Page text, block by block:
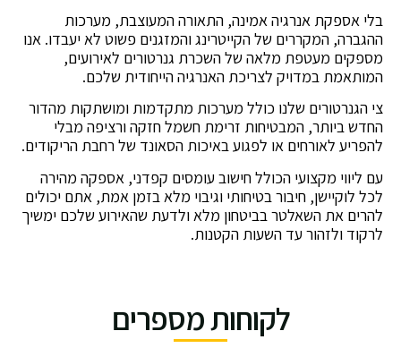
בלי אספקת אנרגיה אמינה, התאורה המעוצבת, מערכות
ההגברה, המקררים של הקייטרינג והמזגנים פשוט לא יעבדו. אנו
מספקים מעטפת מלאה של השכרת גנרטורים לאירועים,
המותאמת במדויק לצריכת האנרגיה הייחודית שלכם.
צי הגנרטורים שלנו כולל מערכות מתקדמות ומושתקות מהדור
החדש ביותר, המבטיחות זרימת חשמל חזקה ורציפה מבלי
להפריע לאורחים או לפגוע באיכות הסאונד של רחבת הריקודים.
עם ליווי מקצועי הכולל חישוב עומסים קפדני, אספקה מהירה
לכל לוקיישן, חיבור בטיחותי וגיבוי מלא בזמן אמת, אתם יכולים
להרים את השאלטר בביטחון מלא ולדעת שהאירוע שלכם ימשיך
לרקוד ולזהור עד השעות הקטנות.
לקוחות מספרים